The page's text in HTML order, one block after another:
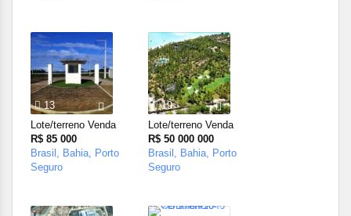
13
Lote/terreno Venda
R$ 85 000
Brasil, Bahia, Porto
Seguro
19
Lote/terreno Venda
R$ 50 000 000
Brasil, Bahia, Porto
Seguro
1